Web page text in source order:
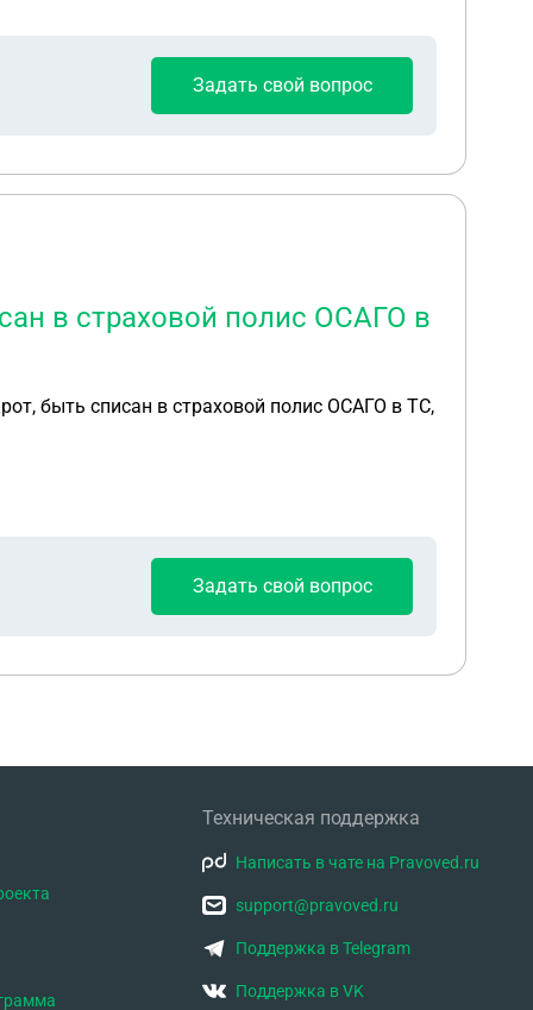
Задать свой вопрос
в страховой полис ОСАГО в
быть списан в страховой полис ОСАГО в ТС,
Задать свой вопрос
Техническая поддержка
Написать в чате на Pravoved.ru
support@pravoved.ru
Поддержка в Telegram
Поддержка в VK